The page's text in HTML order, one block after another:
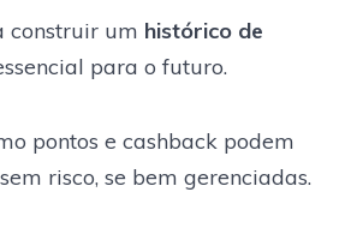
construir um histórico de
para o futuro.
pontos e cashback podem
risco, se bem gerenciadas.